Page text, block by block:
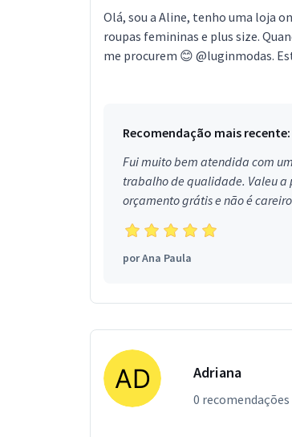
Olá, sou a Aline, tenho uma loja
roupas femininas e plus size.
me procurem 😊 @luginmodas.
Recomendação mais recente:
Fui muito bem atendida com um
trabalho de qualidade. Valeu a
orçamento grátis e não é
Obrigada!
porAna Paula
Adriana
0 recomendações